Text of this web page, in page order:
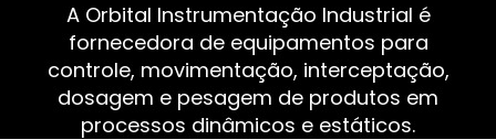
A Orbital Instrumentação Industrial é
fornecedora de equipamentos para
controle, movimentação, interceptação,
dosagem e pesagem de produtos em
processos dinâmicos e estáticos.